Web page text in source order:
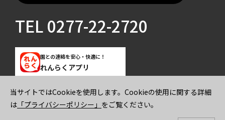
TEL0277-22-2720
園との連絡を安心・快適に！
れんらくアプリ
ご寄付のお願いプライバシーポリシー
当サイトではCookieを使用します。Cookieの使用に関する詳細
は 「プライバシーポリシー」 をご覧ください。